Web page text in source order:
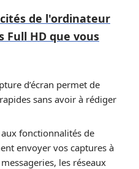
de l'ordinateur
Full HD que vous
d’écran permet de
sans avoir à rédiger
aux fonctionnalités de
envoyer vos captures à
les réseaux